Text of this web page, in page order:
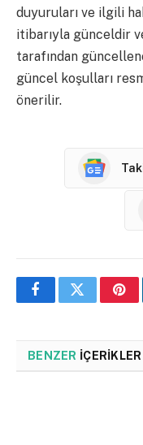
duyuruları ve ilgili
itibarıyla günceldir
tarafından
güncel koşulları
önerilir.
FacebookTwitter
BENZER İÇERIKLER